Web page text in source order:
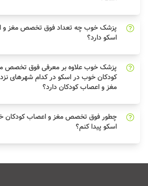
پزشک خوب چه تعداد فوق تخصص مغز و
اسکو دارد؟
پزشک خوب علاوه بر معرفی فوق تخصص
کودکان خوب در اسکو در کدام شهرهای
مغز و اعصاب کودکان دارد؟
چطور فوق تخصص مغز و اعصاب کودکان
اسکو پیدا کنم؟